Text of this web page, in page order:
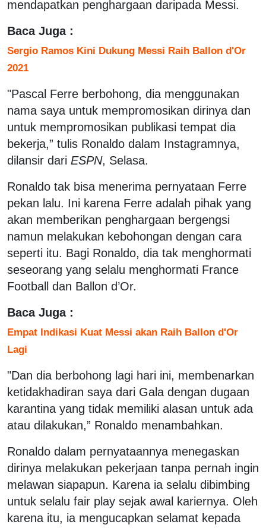
mendapatkan penghargaan daripada Messi.
Baca Juga :
Sergio Ramos Kini Dukung Messi Raih Ballon d'Or
2021
"Pascal Ferre berbohong, dia menggunakan
nama saya untuk mempromosikan dirinya dan
untuk mempromosikan publikasi tempat dia
bekerja,” tulis Ronaldo dalam Instagramnya,
dilansir dari ESPN, Selasa.
Ronaldo tak bisa menerima pernyataan Ferre
pekan lalu. Ini karena Ferre adalah pihak yang
akan memberikan penghargaan bergengsi
namun melakukan kebohongan dengan cara
seperti itu. Bagi Ronaldo, dia tak menghormati
seseorang yang selalu menghormati France
Football dan Ballon d’Or.
Baca Juga :
Empat Indikasi Kuat Messi akan Raih Ballon d'Or
Lagi
"Dan dia berbohong lagi hari ini, membenarkan
ketidakhadiran saya dari Gala dengan dugaan
karantina yang tidak memiliki alasan untuk ada
atau dilakukan,” Ronaldo menambahkan.
Ronaldo dalam pernyataannya menegaskan
dirinya melakukan pekerjaan tanpa pernah ingin
melawan siapapun. Karena ia selalu dibimbing
untuk selalu fair play sejak awal kariernya. Oleh
karena itu, ia mengucapkan selamat kepada